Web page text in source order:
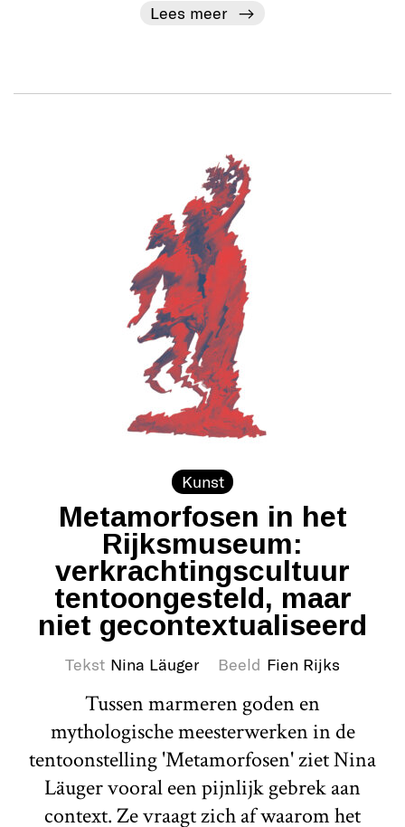
Lees meer
Kunst
Metamorfosen in het
Rijksmuseum:
verkrachtingscultuur
tentoongesteld, maar
niet gecontextualiseerd
Tekst Nina Läuger Beeld Fien Rijks
Tussen marmeren goden en
mythologische meesterwerken in de
tentoonstelling 'Metamorfosen' ziet Nina
Läuger vooral een pijnlijk gebrek aan
context. Ze vraagt zich af waarom het